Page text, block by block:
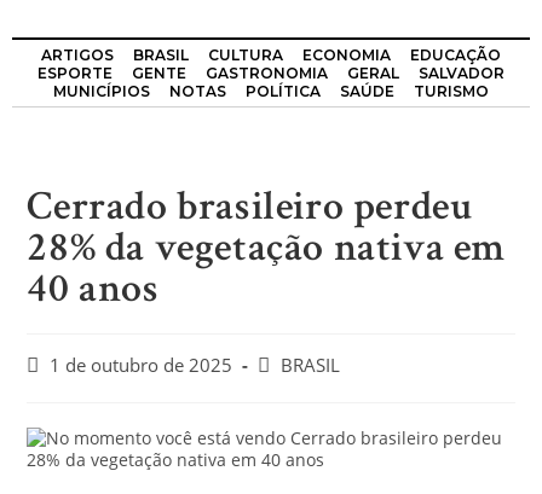
ARTIGOS BRASIL CULTURA ECONOMIA
EDUCAÇÃO
ESPORTE
GENTE GASTRONOMIA GERAL
SALVADOR
MUNICÍPIOS
NOTAS POLÍTICA SAÚDE TURISMO
Cerrado brasileiro perdeu
28% da vegetação nativa em
40 anos
1 de outubro de 2025 BRASIL